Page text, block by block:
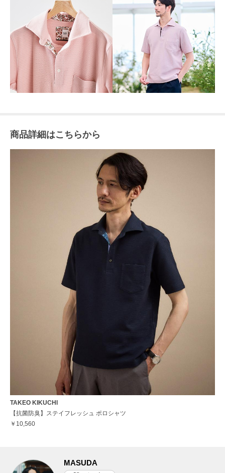
商品詳細はこちらから
TAKEO KIKUCHI
【抗菌防臭】ステイフレッシュ ポロシャツ
￥10,560
MASUDA